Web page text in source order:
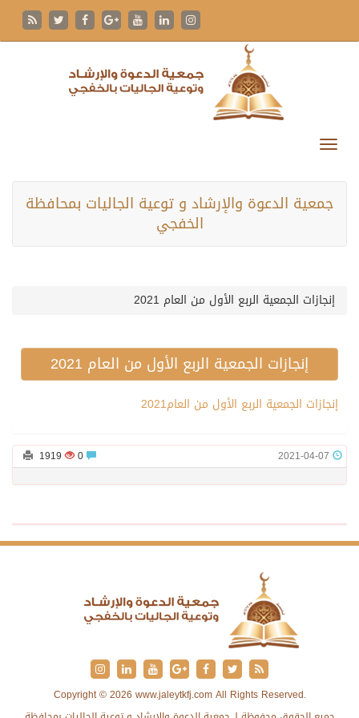
جمعية الدعوة والإرشاد و توعية الجاليات بمحافظة
الخفجي
إنجازات الجمعية الربع الأول من العام 2021
إنجازات الجمعية الربع الأول من العام 2021
إنجازات الجمعية الربع الأول من العام2021
2021-04-07
1919
Copyright © 2026 www.jaleytkfj.com All Rights Reserved.